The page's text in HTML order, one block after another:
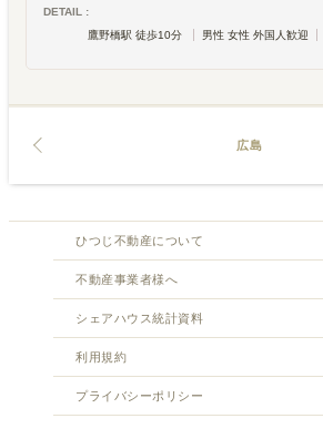
DETAIL :
鷹野橋駅 徒歩10分
男性 女性 外国人歓迎
広島
ひつじ不動産について
不動産事業者様へ
シェアハウス統計資料
利用規約
プライバシーポリシー